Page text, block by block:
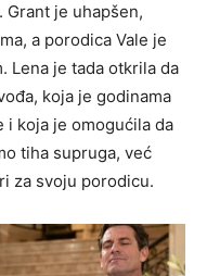
je uhapšen,
a porodica Vale je
Lena je tada otkrila da
koja je godinama
i koja je omogućila da
tiha supruga, već
za svoju porodicu.